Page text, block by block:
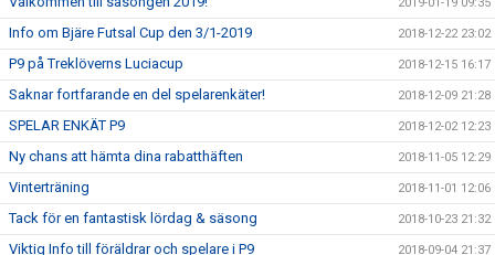
Info om Bjäre Futsal Cup den 3/1-2019 2018-12-22 23:02
P9 på Treklöverns Luciacup 2018-12-15 16:17
Saknar fortfarande en del spelarenkäter! 2018-12-09 21:28
SPELAR ENKÄT P9 2018-12-02 12:23
Ny chans att hämta dina rabatthäften 2018-11-05 12:29
Vinterträning 2018-11-01 12:06
Tack för en fantastisk lördag & säsong 2018-10-23 21:32
Viktig Info till föräldrar och spelare i P9 2018-09-04 21:37